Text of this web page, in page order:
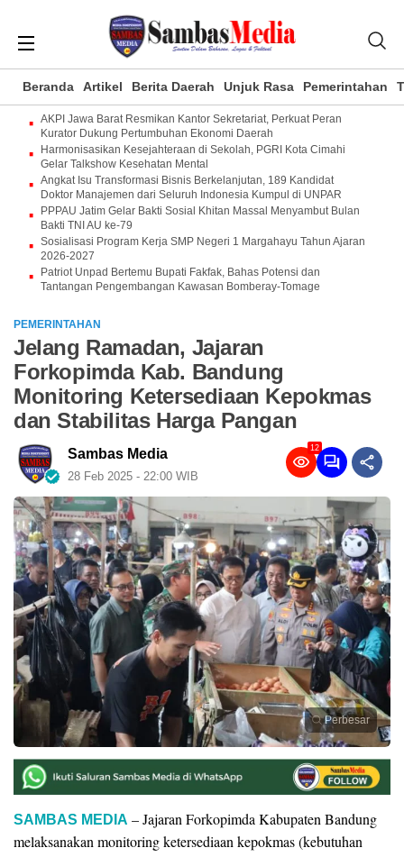
Beranda Artikel Berita Daerah Unjuk Rasa Pemerintahan
AKPI Jawa Barat Resmikan Kantor Sekretariat, Perkuat Peran
Kurator Dukung Pertumbuhan Ekonomi Daerah
Harmonisasikan Kesejahteraan di Sekolah, PGRI Kota Cimahi
Gelar Talkshow Kesehatan Mental
Angkat Isu Transformasi Bisnis Berkelanjutan, 189 Kandidat
Doktor Manajemen dari Seluruh Indonesia Kumpul di UNPAR
PPPAU Jatim Gelar Bakti Sosial Khitan Massal Menyambut Bulan
Bakti TNI AU ke-79
Sosialisasi Program Kerja SMP Negeri 1 Margahayu Tahun Ajaran
2026-2027
Patriot Unpad Bertemu Bupati Fakfak, Bahas Potensi dan
Tantangan Pengembangan Kawasan Bomberay-Tomage
PEMERINTAHAN
Jelang Ramadan, Jajaran
Forkopimda Kab. Bandung
Monitoring Ketersediaan Kepokmas
dan Stabilitas Harga Pangan
Sambas Media
28 Feb 2025 - 22:00 WIB
12
Perbesar
SAMBAS MEDIA – Jajaran Forkopimda Kabupaten Bandung
melaksanakan monitoring ketersediaan kepokmas (kebutuhan